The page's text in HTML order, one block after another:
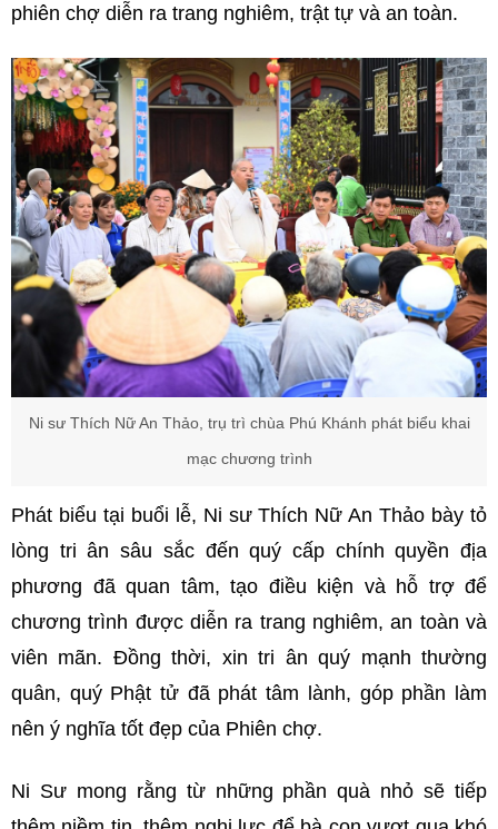
phiên chợ diễn ra trang nghiêm, trật tự và an toàn.
Ni sư Thích Nữ An Thảo, trụ trì chùa Phú Khánh phát biểu khai
mạc chương trình
Phát biểu tại buổi lễ, Ni sư Thích Nữ An Thảo bày tỏ
lòng tri ân sâu sắc đến quý cấp chính quyền địa
phương đã quan tâm, tạo điều kiện và hỗ trợ để
chương trình được diễn ra trang nghiêm, an toàn và
viên mãn. Đồng thời, xin tri ân quý mạnh thường
quân, quý Phật tử đã phát tâm lành, góp phần làm
nên ý nghĩa tốt đẹp của Phiên chợ.
Ni Sư mong rằng từ những phần quà nhỏ sẽ tiếp